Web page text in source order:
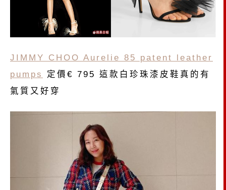
JIMMY CHOO Aurelie 85 patent leather
pumps
定價€ 795 這款白珍珠漆皮鞋真的有
氣質又好穿